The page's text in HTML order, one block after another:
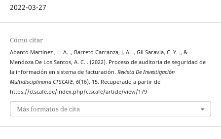
2022-03-27
Cómo citar
Abanto Martinez , L. A. ., Barreto Carranza, J. A. ., Gil Saravia, C. Y. ., &
Mendoza De Los Santos, A. C. . (2022). Proceso de auditoría de seguridad de
la información en sistema de facturación. Revista De Investigación
Multidisciplinaria CTSCAFE, 6(16), 15. Recuperado a partir de
https://ctscafe.pe/index.php/ctscafe/article/view/179
Más formatos de cita